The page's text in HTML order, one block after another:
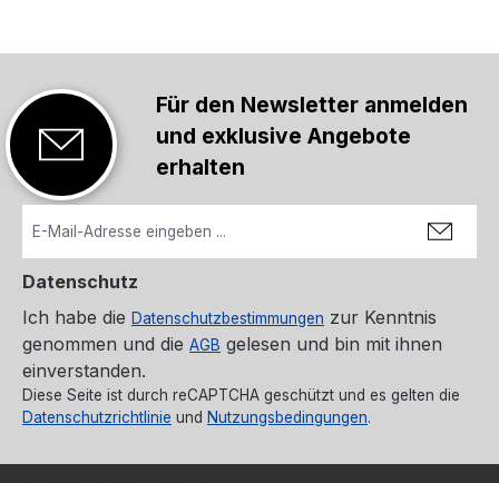
Für den Newsletter anmelden
und exklusive Angebote
erhalten
Datenschutz
Ich habe die Datenschutzbestimmungen zur Kenntnis
genommen und die AGB gelesen und bin mit ihnen
einverstanden.
Diese Seite ist durch reCAPTCHA geschützt und es gelten die
Datenschutzrichtlinie und Nutzungsbedingungen.